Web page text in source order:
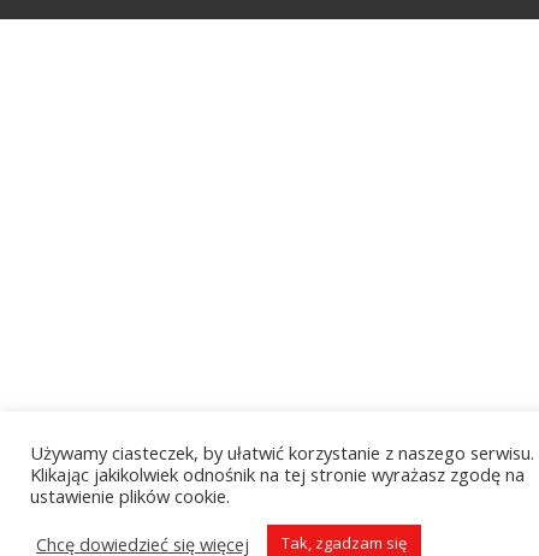
Używamy ciasteczek, by ułatwić korzystanie z naszego serwisu.
Klikając jakikolwiek odnośnik na tej stronie wyrażasz zgodę na
ustawienie plików cookie.
Chcę dowiedzieć się więcej
Tak, zgadzam się